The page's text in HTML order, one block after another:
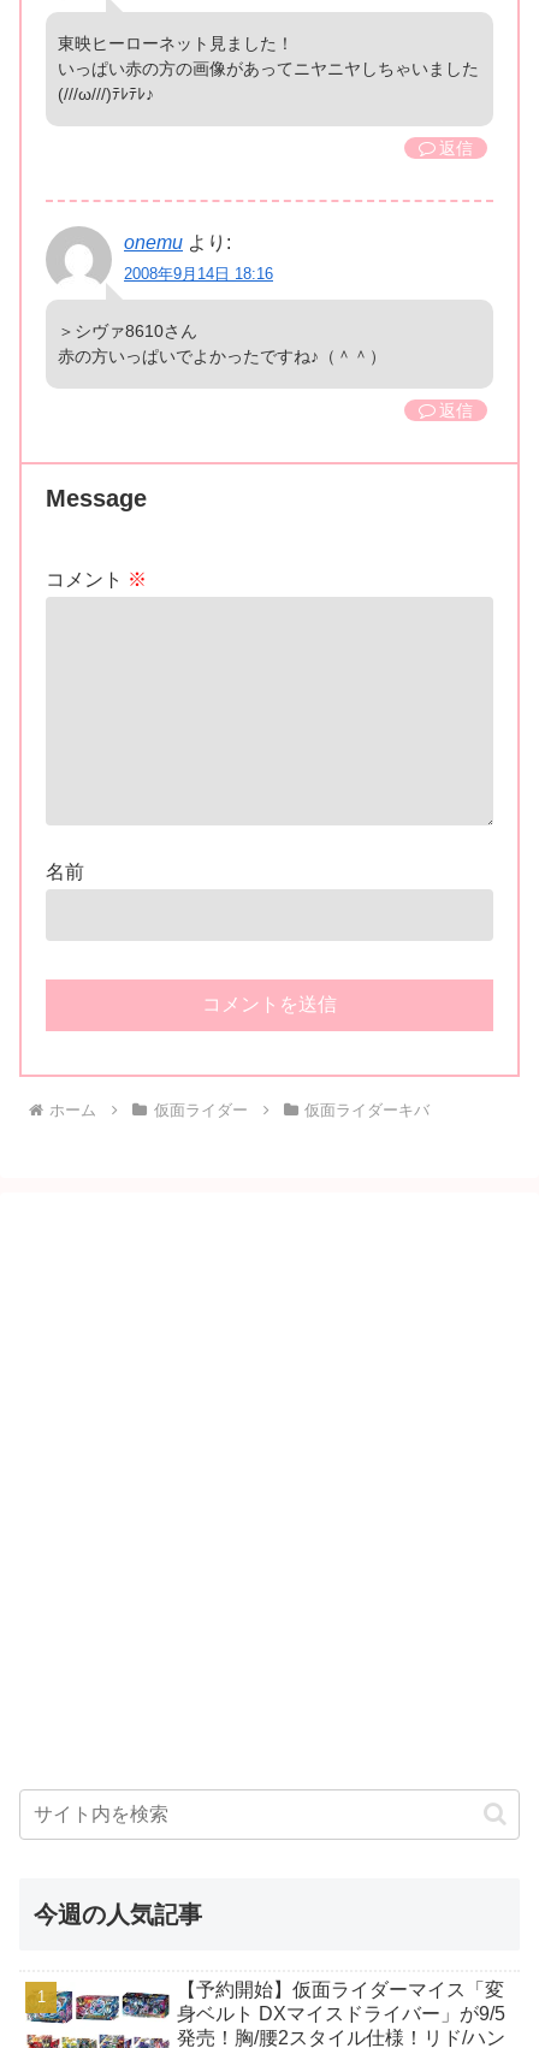
東映ヒーローネット見ました！
いっぱい赤の方の画像があってニヤニヤしちゃいました
(///ω///)ﾃﾚﾃﾚ♪
返信
onemu より:
2008年9月14日 18:16
＞シヴァ8610さん
赤の方いっぱいでよかったですね♪（＾＾）
返信
Message
コメント ※
名前
ホーム 仮面ライダー 仮面ライダーキバ
今週の人気記事
【予約開始】仮面ライダーマイス「変
身ベルト DXマイスドライバー」が9/5
発売！胸/腰2スタイル仕様！リド/ハン